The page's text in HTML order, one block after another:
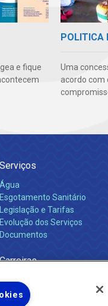
e fique
POLITICA
Uma
acordo com
Serviços
Água
Esgotamento Sanitário
Legislação e Tarifas
Evolução dos Serviços
Documentos
Carreiras